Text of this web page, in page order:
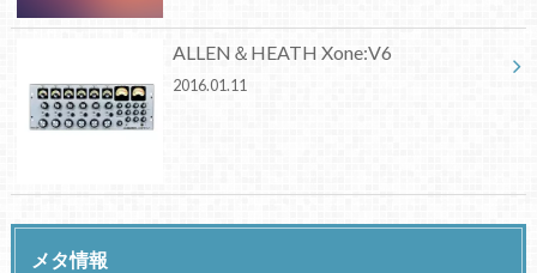
ALLEN＆HEATH Xone:V6
2016.01.11
メタ情報